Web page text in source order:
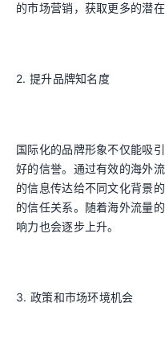
的市场营销，获取更多的潜
2. 提升品牌知名度
国际化的品牌形象不仅能吸
好的信誉。通过有效的海外
的信息传达给不同文化背景
的信任关系。随着海外流量
响力也会逐步上升。
3. 政策和市场环境机会